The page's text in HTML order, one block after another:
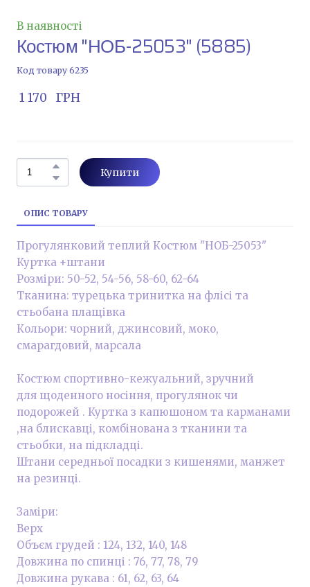
В наявності
Костюм "НОБ-25053" (5885)
Код товару 6235
1 170   ГРН
Купити
ОПИС ТОВАРУ
Прогулянковий теплий Костюм "НОБ-25053"
Куртка +штани
Розміри: 50-52, 54-56, 58-60, 62-64
Тканина: турецька тринитка на флісі та
стьобана плащівка
Кольори: чорний, джинсовий, моко,
смарагдовий, марсала
Костюм спортивно-кежуальний, зручний
для щоденного носіння, прогулянок чи
подорожей . Куртка з капюшоном та карманами
,на блискавці, комбінована з тканини та
стьобки, на підкладці.
Штани середньої посадки з кишенями, манжет
на резинці.
Заміри:
Верх
Объєм грудей : 124, 132, 140, 148
Довжина по спинці : 76, 77, 78, 79
Довжина рукава : 61, 62, 63, 64